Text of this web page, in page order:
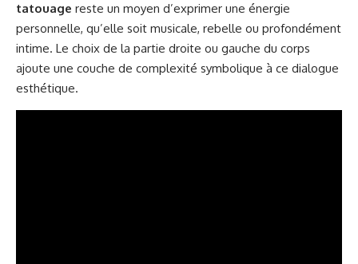
tatouage reste un moyen d’exprimer une énergie
personnelle, qu’elle soit musicale, rebelle ou profondément
intime. Le choix de la partie droite ou gauche du corps
ajoute une couche de complexité symbolique à ce dialogue
esthétique.